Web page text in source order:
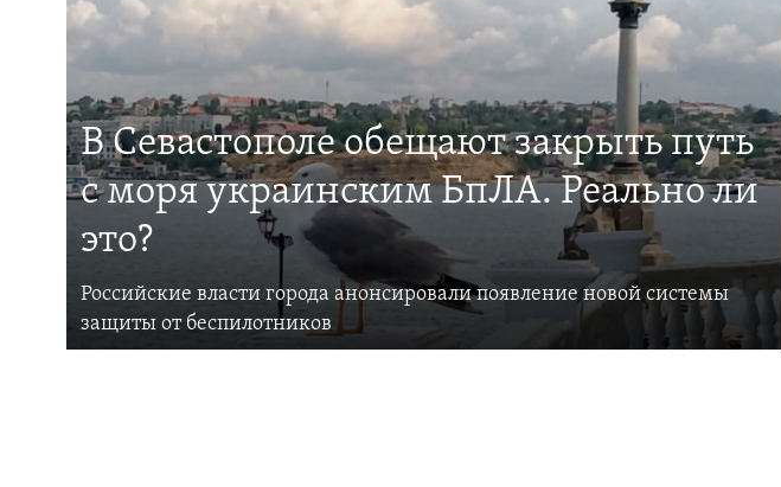
В Севастополе обещают закрыть путь
с моря украинским БпЛА. Реально ли
это?
Российские власти города анонсировали появление новой системы
защиты от беспилотников